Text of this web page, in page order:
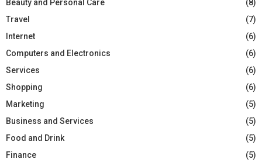
Beauty and Personal Care
(8)
Travel
(7)
Internet
(6)
Computers and Electronics
(6)
Services
(6)
Shopping
(6)
Marketing
(5)
Business and Services
(5)
Food and Drink
(5)
Finance
(5)